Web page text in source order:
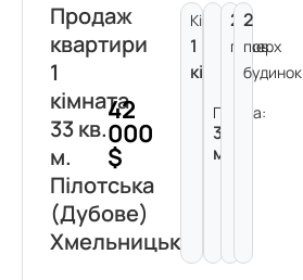
Продаж
квартири
1
кімната
33 кв.
м.
Пілотська
(Дубове)
Хмельницький
42
000
$
Кімнат:
1
кімната
Площа:
33
м²
2
поверх
2
пов.
будинок